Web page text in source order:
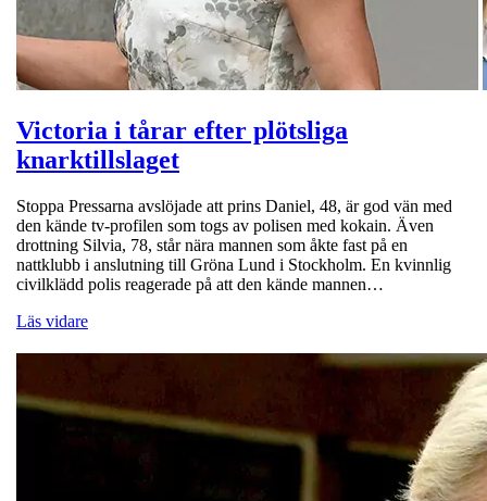
Victoria i tårar efter plötsliga
knarktillslaget
Stoppa Pressarna avslöjade att prins Daniel, 48, är god vän med
den kände tv-profilen som togs av polisen med kokain. Även
drottning Silvia, 78, står nära mannen som åkte fast på en
nattklubb i anslutning till Gröna Lund i Stockholm. En kvinnlig
civilklädd polis reagerade på att den kände mannen…
Läs vidare